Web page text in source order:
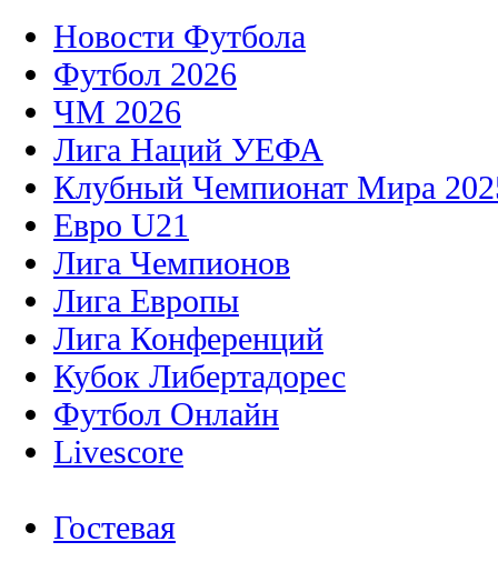
Новости Футбола
Футбол 2026
ЧМ 2026
Лига Наций УЕФА
Клубный Чемпионат Мира
Евро U21
Лига Чемпионов
Лига Европы
Лига Конференций
Кубок Либертадорес
Футбол Онлайн
Livescore
Гостевая